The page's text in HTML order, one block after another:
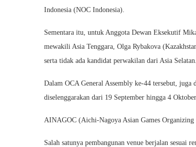
Indonesia (NOC Indonesia).
Sementara itu, untuk Anggota Dewan Eksekutif
mewakili Asia Tenggara, Olga Rybakova
serta tidak ada kandidat perwakilan dari Asia Selatan.
Dalam OCA General Assembly ke-44 tersebut, juga
diselenggarakan dari 19 September hingga 4
AINAGOC (Aichi-Nagoya Asian Games Organizing
Salah satunya pembangunan venue berjalan